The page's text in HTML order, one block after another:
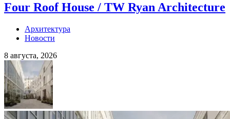
Four Roof House / TW Ryan Architecture
Архитектура
Новости
8 августа, 2026